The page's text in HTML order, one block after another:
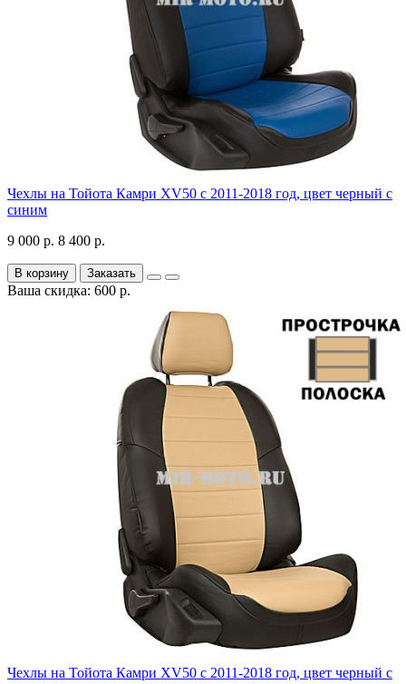
Чехлы на Тойота Камри XV50 с 2011-2018 год, цвет черный с
синим
9 000 р. 8 400 р.
В корзину Заказать
Ваша скидка: 600 р.
Чехлы на Тойота Камри XV50 с 2011-2018 год, цвет черный с